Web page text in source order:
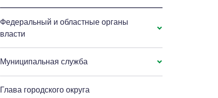
Федеральный и областные органы
власти
Муниципальная служба
Глава городского округа